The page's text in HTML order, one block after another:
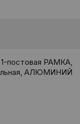
1-постовая РАМКА,
АЛЮМИНИЙ